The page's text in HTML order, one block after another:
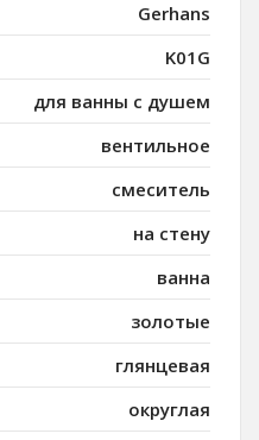
Gerhans
K01G
для ванны с душем
вентильное
смеситель
на стену
ванна
золотые
глянцевая
округлая